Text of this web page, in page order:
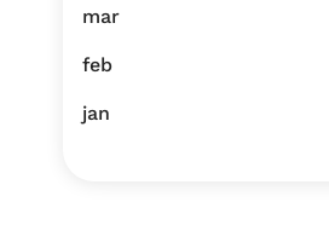
mar
feb
jan